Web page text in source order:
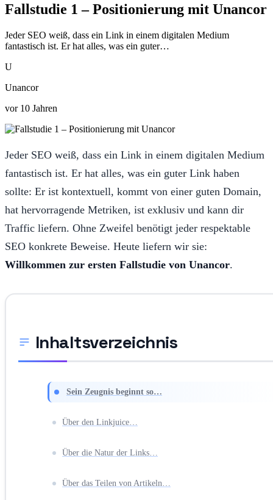
Fallstudie 1 – Positionierung mit Unancor
Jeder SEO weiß, dass ein Link in einem digitalen Medium
fantastisch ist. Er hat alles, was ein guter…
U
Unancor
vor 10 Jahren
Jeder SEO weiß, dass ein Link in einem digitalen Medium
fantastisch ist. Er hat alles, was ein guter Link haben
sollte: Er ist kontextuell, kommt von einer guten Domain,
hat hervorragende Metriken, ist exklusiv und kann dir
Traffic liefern. Ohne Zweifel benötigt jeder respektable
SEO konkrete Beweise. Heute liefern wir sie:
Willkommen zur ersten Fallstudie von Unancor.
Inhaltsverzeichnis
Sein Zeugnis beginnt so…
Über den Linkjuice…
Über die Natur der Links…
Über das Teilen von Artikeln…